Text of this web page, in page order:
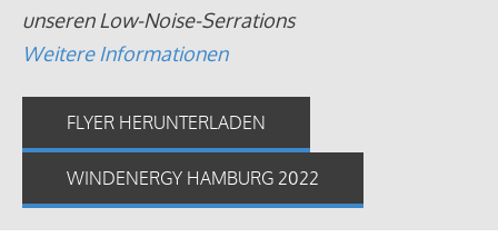
unseren Low-Noise-Serrations
Weitere Informationen
FLYER HERUNTERLADEN
WINDENERGY HAMBURG 2022